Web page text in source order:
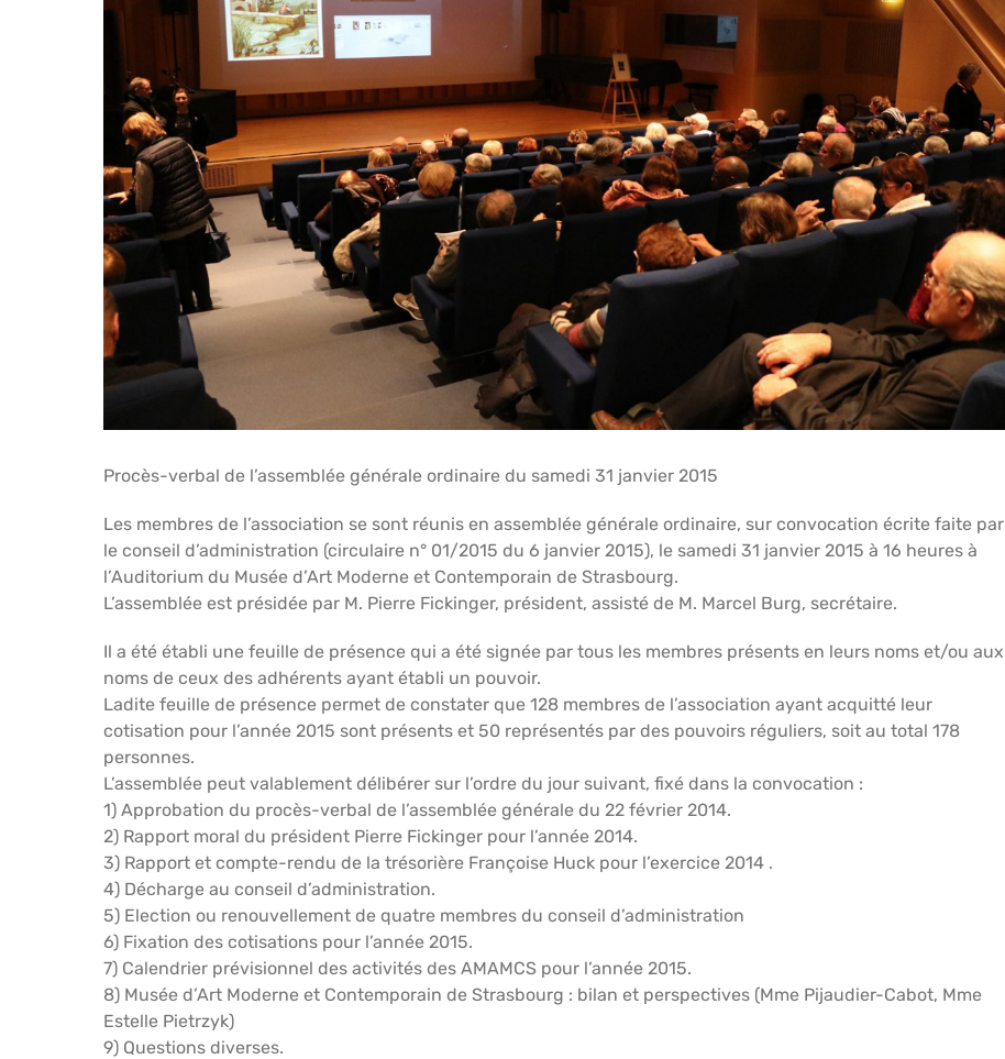
Procès-verbal de l’assemblée générale ordinaire du samedi 31 janvier 2015
Les membres de l’association se sont réunis en assemblée générale ordinaire, sur convocation écrite faite par
le conseil d’administration (circulaire n° 01/2015 du 6 janvier 2015), le samedi 31 janvier 2015 à 16 heures à
l’Auditorium du Musée d’Art Moderne et Contemporain de Strasbourg.
L’assemblée est présidée par M. Pierre Fickinger, président, assisté de M. Marcel Burg, secrétaire.
Il a été établi une feuille de présence qui a été signée par tous les membres présents en leurs noms et/ou aux
noms de ceux des adhérents ayant établi un pouvoir.
Ladite feuille de présence permet de constater que 128 membres de l’association ayant acquitté leur
cotisation pour l’année 2015 sont présents et 50 représentés par des pouvoirs réguliers, soit au total 178
personnes.
L’assemblée peut valablement délibérer sur l’ordre du jour suivant, fixé dans la convocation :
1) Approbation du procès-verbal de l’assemblée générale du 22 février 2014.
2) Rapport moral du président Pierre Fickinger pour l’année 2014.
3) Rapport et compte-rendu de la trésorière Françoise Huck pour l’exercice 2014 .
4) Décharge au conseil d’administration.
5) Election ou renouvellement de quatre membres du conseil d’administration
6) Fixation des cotisations pour l’année 2015.
7) Calendrier prévisionnel des activités des AMAMCS pour l’année 2015.
8) Musée d’Art Moderne et Contemporain de Strasbourg : bilan et perspectives (Mme Pijaudier-Cabot, Mme
Estelle Pietrzyk)
9) Questions diverses.